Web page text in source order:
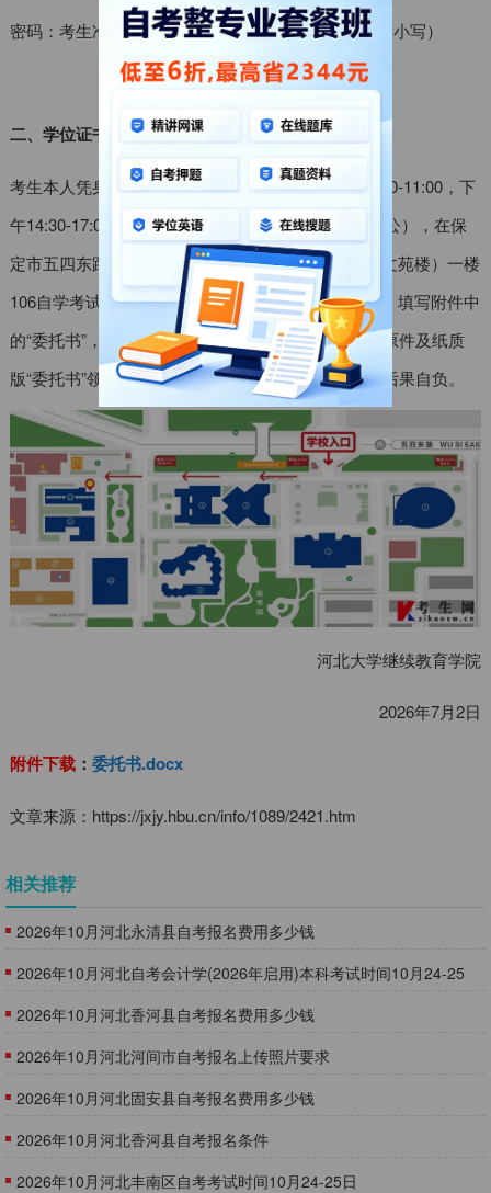
密码：考生准考证号@hBuStuZk（请注意区分字母大小写）
河北大学自考管理平台
二、学位证书发放
考生本人凭身份证原件，于2026年9月18日（上午9:00-11:00，下
午14:30-17:00）、19日（上午9:00-11:00，下午不办公），在保
定市五四东路180号河北大学南院继续教育学院楼（文苑楼）一楼
106自学考试办公室领取；如有特殊情况由他人代领，填写附件中
的“委托书”，代领人持代领人及考生本人双方身份证原件及纸质
版“委托书”领取。代领学位证出现的任何问题，考生后果自负。
河北大学继续教育学院
2026年7月2日
附件下载： 委托书.docx
文章来源：https://jxjy.hbu.cn/info/1089/2421.htm
相关推荐
2026年10月河北永清县自考报名费用多少钱
2026年10月河北自考会计学(2026年启用)本科考试时间10月24-25
日
2026年10月河北香河县自考报名费用多少钱
2026年10月河北河间市自考报名上传照片要求
2026年10月河北固安县自考报名费用多少钱
2026年10月河北香河县自考报名条件
2026年10月河北丰南区自考考试时间10月24-25日